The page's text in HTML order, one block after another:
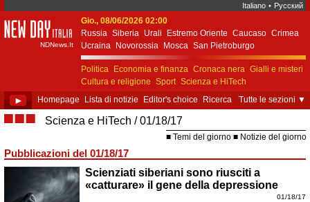
Italiano • Русский
New Day Italia
NDNews.It
Gio., 08/06/2026 02:00
Russia Siberia Urali Estremo Oriente Caucaso Crimea
Ucraina
Novorossia Mosca San Pietroburgo
Ekaterinburgo Kiev Simferopol
Sebastopoli
Politica
Economia e finanza Cronaca nera Gialli e misteri
Cultura e religione Sport Scienza e HiTech
Costume e società
Unione Europea
► Homepage Lista di notizie Editor's choice Ricerca Tutte le sezioni ▼
■■■ Scienza e HiTech 01/18/17
Temi del giorno Notizie del giorno
Pubblicazioni del 01/18/17
Scienziati siberiani sono riusciti a
«catturare» il gene della depressione
01/18/17